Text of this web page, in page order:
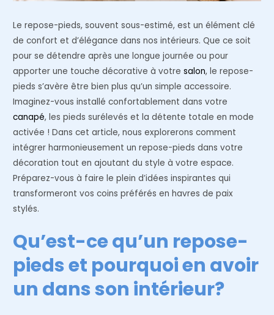
Le repose-pieds, souvent sous-estimé, est un élément clé
de confort et d’élégance dans nos intérieurs. Que ce soit
pour se détendre après une longue journée ou pour
apporter une touche décorative à votresalon, le repose-
pieds s’avère être bien plus qu’un simple accessoire.
Imaginez-vous installé confortablement dans votre
canapé, les pieds surélevés et la détente totale en mode
activée ! Dans cet article, nous explorerons comment
intégrer harmonieusement un repose-pieds dans votre
décoration tout en ajoutant du style à votre espace.
Préparez-vous à faire le plein d’idées inspirantes qui
transformeront vos coins préférés en havres de paix
stylés.
Qu’est-ce qu’un repose-
pieds et pourquoi en avoir
un dans son intérieur?